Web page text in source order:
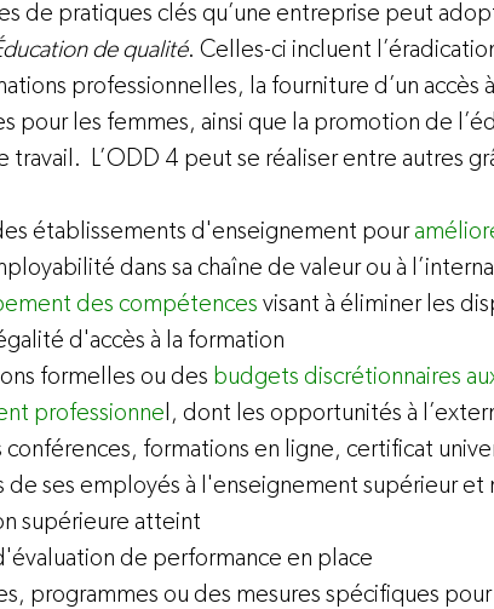
de pratiques clés qu’une entreprise peut
de qualité. Celles-ci incluent
professionnelles, la fourniture d’un accès
pour les femmes, ainsi que la promotion de
établissements d'enseignement pour
dans sa chaîne de valeur ou à
des compétences visant à éliminer les
d'accès à la formation
formelles ou des budgets discrétionnaires
professionne l, dont les opportunités à
formations en ligne, certificat
de ses employés à l'enseignement supérieur et
supérieure atteint
de performance en place
programmes ou des mesures spécifiques pour